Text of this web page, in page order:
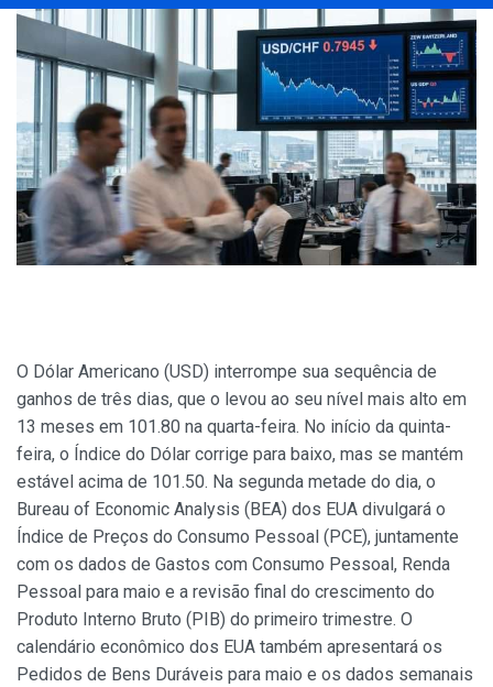
O Dólar Americano (USD) interrompe sua sequência de
ganhos de três dias, que o levou ao seu nível mais alto em
13 meses em 101.80 na quarta-feira. No início da quinta-
feira, o Índice do Dólar corrige para baixo, mas se mantém
estável acima de 101.50. Na segunda metade do dia, o
Bureau of Economic Analysis (BEA) dos EUA divulgará o
Índice de Preços do Consumo Pessoal (PCE), juntamente
com os dados de Gastos com Consumo Pessoal, Renda
Pessoal para maio e a revisão final do crescimento do
Produto Interno Bruto (PIB) do primeiro trimestre. O
calendário econômico dos EUA também apresentará os
Pedidos de Bens Duráveis para maio e os dados semanais